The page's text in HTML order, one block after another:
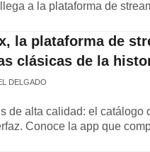
a la plataforma de
la plataforma de
clásicas de la
DELGADO
de alta calidad: el catálogo
Conoce la app que